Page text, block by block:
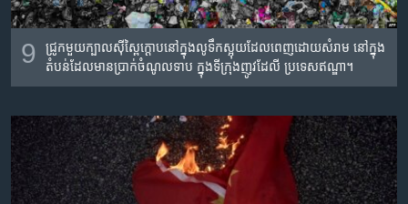
9
ជ្រូក​មួយ​ក្បាល​ស៊ី​ស្ពៃ​ក្ដោប​នៅ​ក្នុង​លូ​ទឹក​ស្អុយ​ដែល​ពេញ​ដោយ​សំរាម នៅ​ក្នុង​
តំបន់​ដែល​មាន​ប្រាក់​ចំណូល​ទាប ក្នុង​ទីក្រុង​ញូវដែលី ប្រទេស​ឥណ្ឌា។